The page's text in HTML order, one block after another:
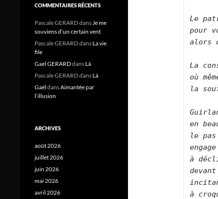
Le
pour
alors
La
où
la
en
le
à
à
COMMENTAIRES RÉCENTS
Pascale GERARDdansJe me
souviens d’un certain vent
Pascale GERARDdans La vie
file
Gael GERARDdans Là
Pascale GERARDdans Là
Gaël dansAimantée par
l’illusion
ARCHIVES
août 2026
juillet 2026
juin 2026
mai 2026
avril 2026